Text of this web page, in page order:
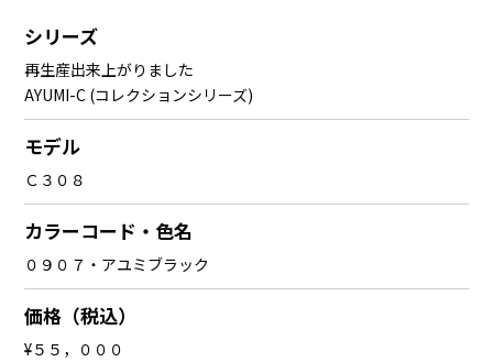
シリーズ
再生産出来上がりました
AYUMI-C (コレクションシリーズ)
モデル
Ｃ３０８
カラーコード・色名
０９０７・アユミブラック
価格（税込）
¥５５，０００